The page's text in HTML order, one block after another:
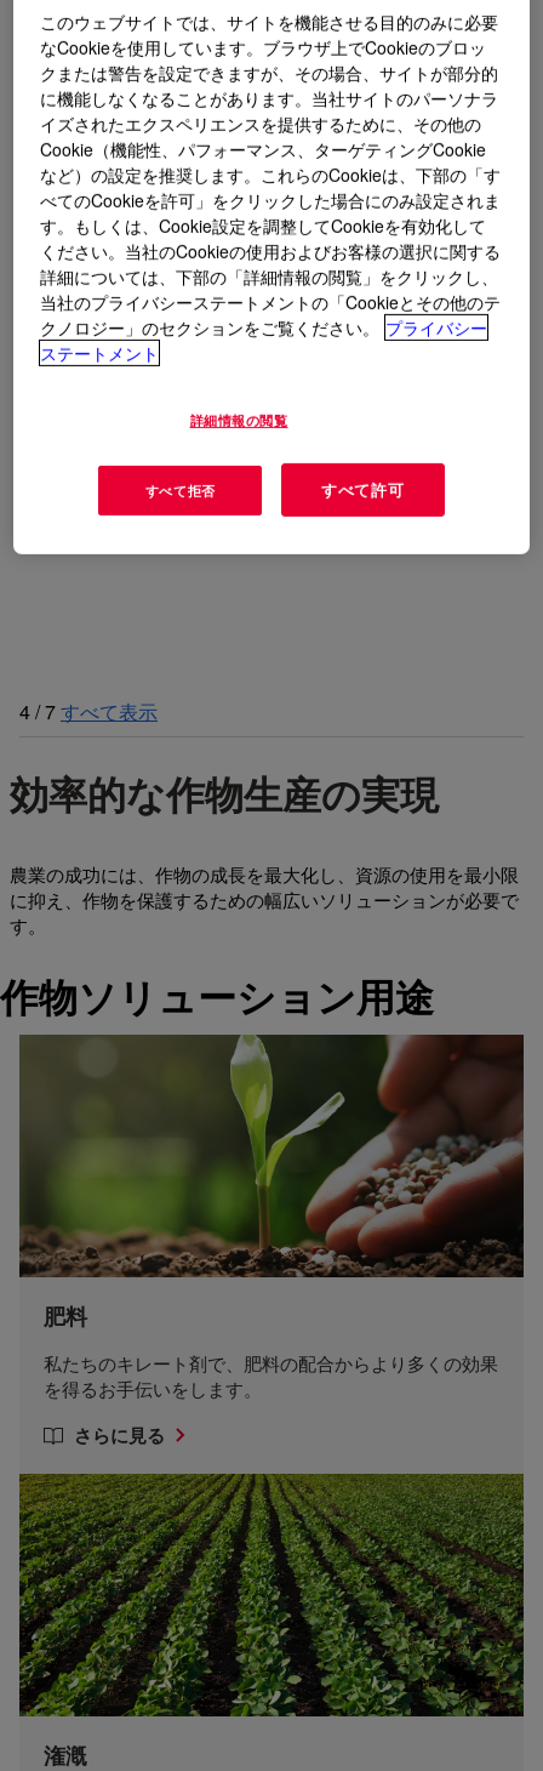
4/7すべて表示
効率的な作物生産の実現
農業の成功には、作物の成長を最大化し、資源の使用を最小限
に抑え、作物を保護するための幅広いソリューションが必要で
す。
作物ソリューション用途
肥料
私たちのキレート剤で、肥料の配合からより多くの効果
を得るお手伝いをします。
さらに見る
潅漑
このウェブサイトでは、サイトを機能させる目的のみに必要
なCookieを使用しています。ブラウザ上でCookieのブロッ
クまたは警告を設定できますが、その場合、サイトが部分的
に機能しなくなることがあります。当社サイトのパーソナラ
イズされたエクスペリエンスを提供するために、その他の
Cookie（機能性、パフォーマンス、ターゲティングCookie
など）の設定を推奨します。これらのCookieは、下部の「す
べてのCookieを許可」をクリックした場合にのみ設定されま
す。もしくは、Cookie設定を調整してCookieを有効化して
ください。当社のCookieの使用およびお客様の選択に関する
詳細については、下部の「詳細情報の閲覧」をクリックし、
当社のプライバシーステートメントの「Cookieとその他のテ
クノロジー」のセクションをご覧ください。
プライバシー
ステートメント
詳細情報の閲覧
すべて拒否 すべて許可